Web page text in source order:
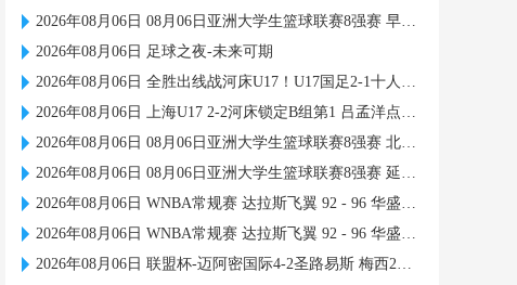
2026年08月06日 08月06日亚洲大学生篮球联赛8强赛 早稻田大学 78 - 71 高丽大学 集锦
2026年08月06日 足球之夜-未来可期
2026年08月06日 全胜出线战河床U17！U17国足2-1十人药厂U17 赵松源登场1分钟传射
2026年08月06日 上海U17 2-2河床锁定B组第1 吕孟洋点射阿布力米破门 将战A组第2
2026年08月06日 08月06日亚洲大学生篮球联赛8强赛 北京大学 77 - 79 上海交通大学 集锦
2026年08月06日 08月06日亚洲大学生篮球联赛8强赛 延世大学 67 - 72 政治大学 集锦
2026年08月06日 WNBA常规赛 达拉斯飞翼 92 - 96 华盛顿神秘人 全场集锦
2026年08月06日 WNBA常规赛 达拉斯飞翼 92 - 96 华盛顿神秘人 全场集锦
2026年08月06日 联盟杯-迈阿密国际4-2圣路易斯 梅西2射1传 阿伦助攻戴帽